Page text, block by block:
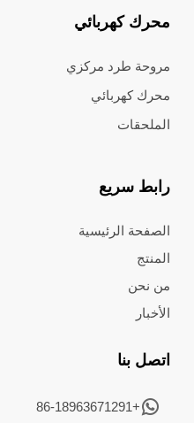
محرك كهربائي
مروحة طرد مركزي
محرك كهربائي
الملحقات
رابط سريع
الصفحة الرئيسية
المنتج
من نحن
الأخبار
اتصل بنا
+86-18963671291